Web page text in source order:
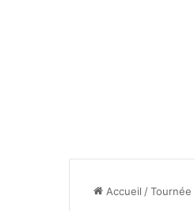
Accueil /Tournée